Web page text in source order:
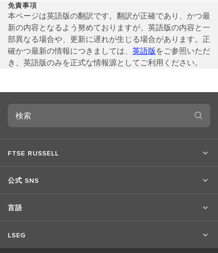
免責事項
本ページは英語版の翻訳です。翻訳が正確であり、かつ最
新の内容となるよう努めておりますが、英語版の内容と一
部異なる場合や、更新に遅れが生じる場合があります。正
確かつ最新の情報につきましては、 英語版をご参照いただ
き、英語版のみを正式な情報源としてご利用ください。
検
FTSE RUSSELL
公式 SNS
言語
LSEG